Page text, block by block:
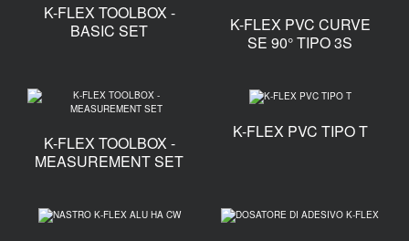
K-FLEX TOOLBOX -
BASIC SET
K-FLEX PVC CURVE
SE 90° TIPO 3S
K-FLEX TOOLBOX -
MEASUREMENT SET
K-FLEX PVC TIPO T